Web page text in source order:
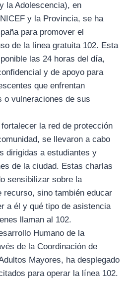
la Adolescencia), en
y la Provincia, se ha
para promover el
de la línea gratuita 102. Esta
las 24 horas del día,
y de apoyo para
que enfrentan
o vulneraciones de sus
la red de protección
se llevaron a cabo
dirigidas a estudiantes y
de la ciudad. Estas charlas
sensibilizar sobre la
recurso, sino también educar
a él y qué tipo de asistencia
llaman al 102.
Humano de la
de la Coordinación de
Mayores, ha desplegado
para operar la línea 102.